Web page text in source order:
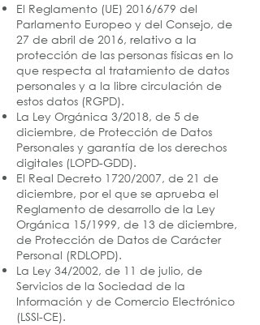
El Reglamento (UE) 2016/679 del
Parlamento Europeo y del Consejo, de
27 de abril de 2016, relativo a la
protección de las personas físicas en lo
que respecta al tratamiento de datos
personales y a la libre circulación de
estos datos (RGPD).
La Ley Orgánica 3/2018, de 5 de
diciembre, de Protección de Datos
Personales y garantía de los derechos
digitales (LOPD-GDD).
El Real Decreto 1720/2007, de 21 de
diciembre, por el que se aprueba el
Reglamento de desarrollo de la Ley
Orgánica 15/1999, de 13 de diciembre,
de Protección de Datos de Carácter
Personal (RDLOPD).
La Ley 34/2002, de 11 de julio, de
Servicios de la Sociedad de la
Información y de Comercio Electrónico
(LSSI-CE).